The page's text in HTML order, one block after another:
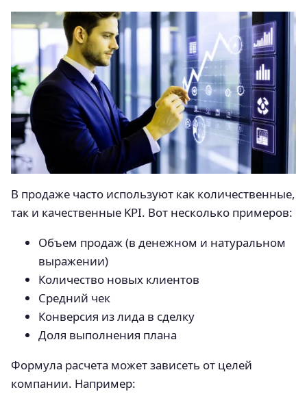
В продаже часто используют как количественные,
так и качественные KPI. Вот несколько примеров:
Объем продаж (в денежном и натуральном
выражении)
Количество новых клиентов
Средний чек
Конверсия из лида в сделку
Доля выполнения плана
Формула расчета может зависеть от целей
компании. Например: